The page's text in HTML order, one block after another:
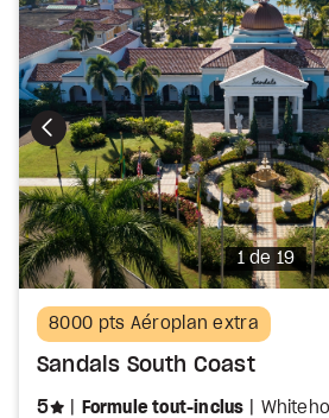
Photo
1 de 19
8000 pts Aéroplan extra
Sandals South Coast
5 étoiles
Formule tout-inclus